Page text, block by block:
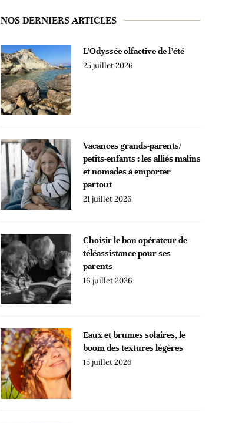
NOS DERNIERS ARTICLES
L’Odyssée olfactive de l’été
25 juillet 2026
Vacances grands-parents/
petits-enfants : les alliés malins
et nomades à emporter
partout
21 juillet 2026
Choisir le bon opérateur de
téléassistance pour ses
parents
16 juillet 2026
Eaux et brumes solaires, le
boom des textures légères
15 juillet 2026